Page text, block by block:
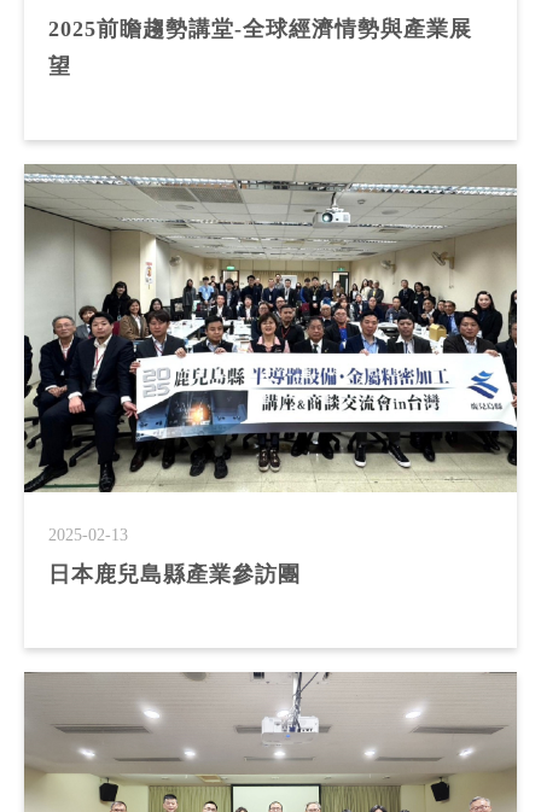
2025前瞻趨勢講堂-全球經濟情勢與產業展
望
2025-02-13
日本鹿兒島縣產業參訪團